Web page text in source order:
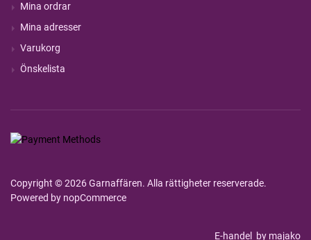
Mina ordrar
Mina adresser
Varukorg
Önskelista
Copyright © 2026 Garnaffären. Alla rättigheter reserverade.
Powered by nopCommerce
E-handel by majako